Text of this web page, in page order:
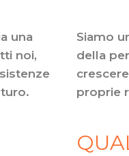
una
noi,
Siamo
della
proprie